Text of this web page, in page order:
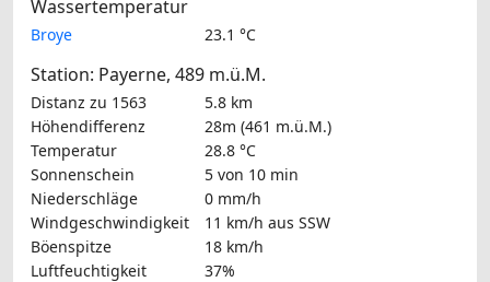
Wassertemperatur
Broye 23.1 °C
Station: Payerne, 489 m.ü.M.
Distanz zu 1563
5.8 km
Höhendifferenz
28m (461 m.ü.M.)
Temperatur
28.8 °C
Sonnenschein
5 von 10 min
Niederschläge
0 mm/h
Windgeschwindigkeit
11 km/h aus SSW
Böenspitze
18 km/h
Luftfeuchtigkeit
37%